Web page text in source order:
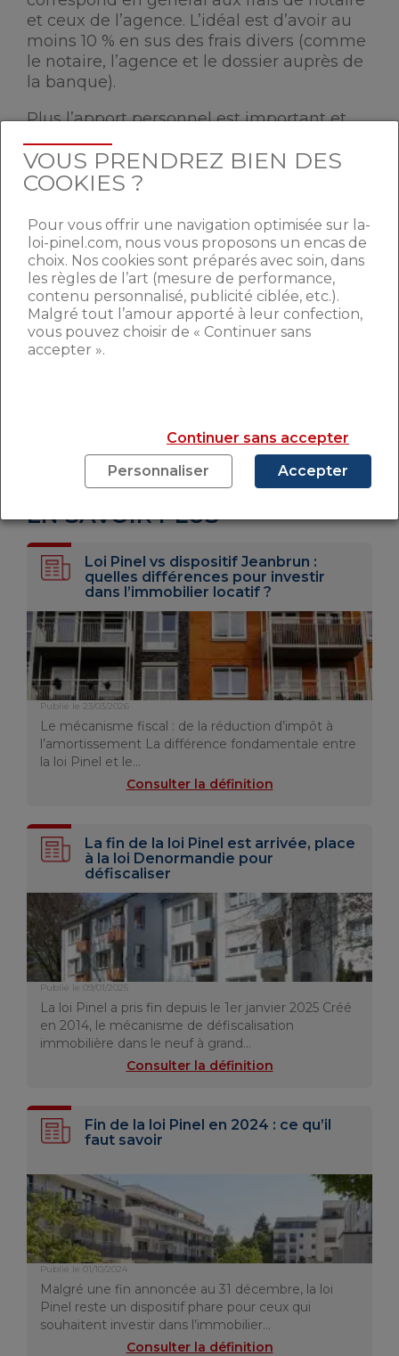
et ceux de l’agence. L’idéal est d’avoir au
moins 10 % en sus des frais divers (comme
le notaire, l’agence et le dossier auprès de
la banque).
Plus l’apport personnel est important et
moins les risques pris par l’établissement
bancaire prêteur sont hauts. De plus, les
banques seront disposées à proposer des
coût du crédit de l’emprunteur. Enfin,
l’apport personnel constitue pour les
banques un indicateur de la capacité
d’épargne de l’emprunteur et donc sa
possibilité d’assurer ses mensualités. Il est
toutefois possible dedevenir propriétaire
sans apport
RETOUR AU LEXIQUE
EN SAVOIR PLUS
Loi Pinel vs dispositif Jeanbrun :
quelles différences pour investir
dans l’immobilier locatif ?
Publié le 23/03/2026
Le mécanisme fiscal : de la réduction d’impôt à
l’amortissement La différence fondamentale entre
la loi Pinel et le…
Consulter la définition
La fin de la loi Pinel est arrivée, place
à la loi Denormandie pour
défiscaliser
Publié le 09/01/2025
La loi Pinel a pris fin depuis le 1er janvier 2025 Créé
en 2014, le mécanisme de défiscalisation
immobilière dans le neuf à grand…
Consulter la définition
Fin de la loi Pinel en 2024 : ce qu’il
faut savoir
Publié le 01/10/2024
Malgré une fin annoncée au 31 décembre, la loi
Pinel reste un dispositif phare pour ceux qui
souhaitent investir dans l’immobilier…
Consulter la définition
VOUS PRENDREZ BIEN DES
COOKIES ?
Pour vous offrir une navigation optimisée sur la-
loi-pinel.com, nous vous proposons un encas de
choix. Nos cookies sont préparés avec soin, dans
les règles de l’art (mesure de performance,
contenu personnalisé, publicité ciblée, etc.).
Malgré tout l’amour apporté à leur confection,
vous pouvez choisir de « Continuer sans
accepter ».
Continuer sans accepter
Personnaliser
Accepter